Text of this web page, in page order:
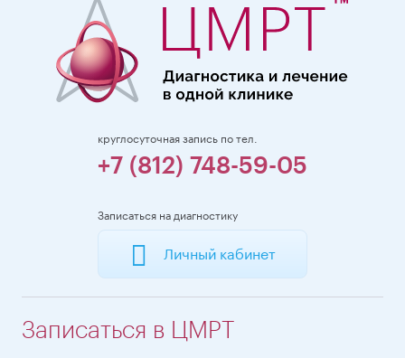
круглосуточная запись по тел.
+7 (812) 748-59-05
Записаться на диагностику
Личный кабинет
Записаться в ЦМРТ